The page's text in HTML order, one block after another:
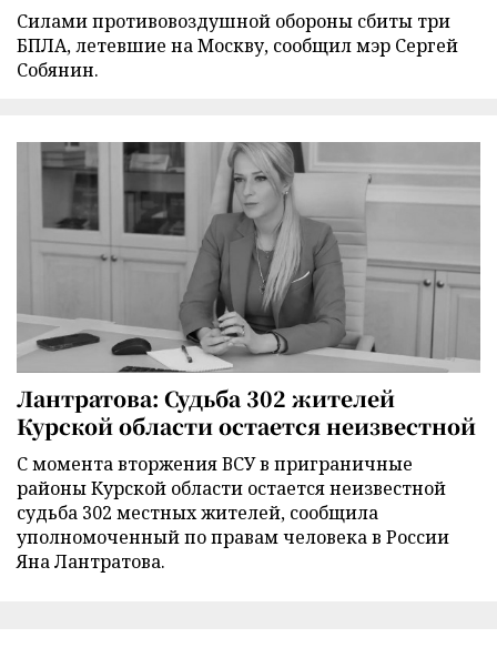
Силами противовоздушной обороны сбиты три
БПЛА, летевшие на Москву, сообщил мэр Сергей
Собянин.
Лантратова: Судьба 302 жителей
Курской области остается неизвестной
С момента вторжения ВСУ в приграничные
районы Курской области остается неизвестной
судьба 302 местных жителей, сообщила
уполномоченный по правам человека в России
Яна Лантратова.